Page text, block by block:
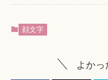
顔文字
よかっ